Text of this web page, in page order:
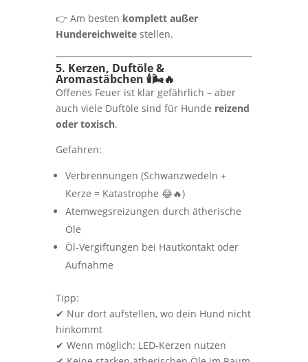
👉 Am besten komplett außer
Hundereichweitestellen.
5. Kerzen, Duftöle &
Aromastäbchen 🕯🌬️🔥
Offenes Feuer ist klar gefährlich – aber
auch viele Duftöle sind für Hunde reizend
oder toxisch.
Gefahren:
Verbrennungen (Schwanzwedeln +
Kerze = Katastrophe 😂🔥)
Atemwegsreizungen durch ätherische
Öle
Öl-Vergiftungen bei Hautkontakt oder
Aufnahme
Tipp:
✔ Nur dort aufstellen, wo dein Hund nicht
hinkommt
✔ Wenn möglich: LED-Kerzen nutzen